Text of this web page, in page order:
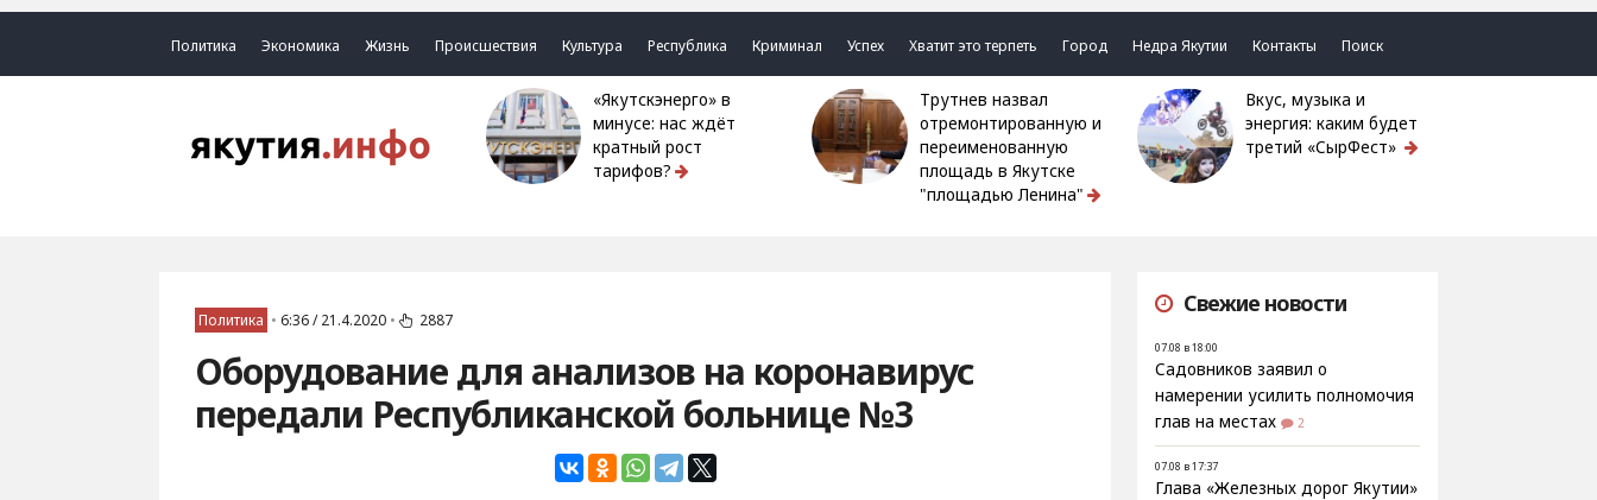
Политика Экономика Жизнь Происшествия Культура Республика Криминал Успех Хватит это терпеть Город Недра Якутии Контакты Поиск
«Якутскэнерго» в
минусе: нас ждёт
кратный рост
тарифов?
Трутнев назвал
отремонтированную и
переименованную
площадь в Якутске
"площадью Ленина"
Вкус, музыка и
энергия: каким будет
третий «СырФест»
Политика • 6:36 / 21.4.2020 • 2887
Оборудование для анализов на коронавирус
передали Республиканской больнице №3
Свежие новости
07.08 в 18:00
Садовников заявил о
намерении усилить полномочия
глав на местах
2
07.08 в 17:37
Глава «Железных дорог Якутии»